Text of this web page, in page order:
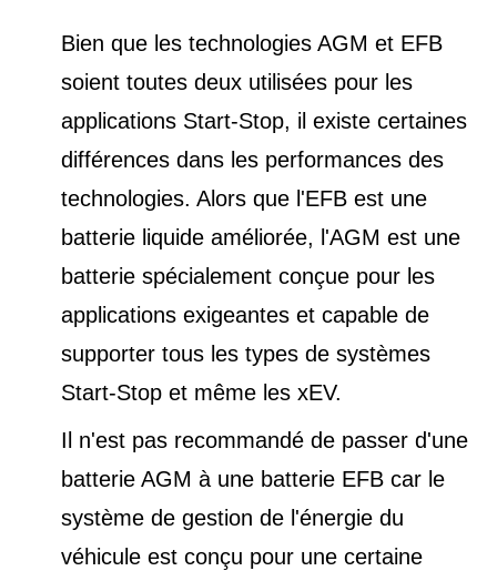
Bien que les technologies AGM et EFB
soient toutes deux utilisées pour les
applications Start-Stop, il existe certaines
différences dans les performances des
technologies. Alors que l'EFB est une
batterie liquide améliorée, l'AGM est une
batterie spécialement conçue pour les
applications exigeantes et capable de
supporter tous les types de systèmes
Start-Stop et même les xEV.
Il n'est pas recommandé de passer d'une
batterie AGM à une batterie EFB car le
système de gestion de l'énergie du
véhicule est conçu pour une certaine